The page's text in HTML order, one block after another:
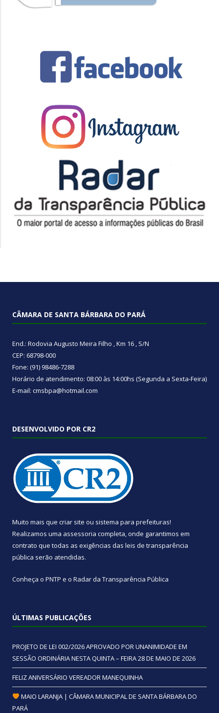
CÂMARA DE SANTA BÁRBARA DO PARÁ
End.: Rodovia Augusto Meira Filho , Km 16 , S/N
CEP: 68798-000
Fone: (91) 98486-7288
Horário de atendimento: 08:00 às 14:00hs (Segunda a Sexta-Feira)
E-mail: cmsbpa@hotmail.com
DESENVOLVIDO POR CR2
Muito mais que criar site ou sistema para prefeituras!
Realizamos uma assessoria completa, onde garantimos em
contrato que todas as exigências das leis de transparência
pública serão atendidas.
Conheça o PNTP e o Radar da Transparência Pública
ÚLTIMAS PUBLICAÇÕES
PROJETO DE LEI 002/2026 APROVADO POR UNANIMIDADE EM
SESSÃO ORDINÁRIA NESTA QUINTA – FEIRA 28 DE MAIO DE 2026
FELIZ ANIVERSÁRIO VEREADOR MANEQUINHA
MAIO LARANJA | CÂMARA MUNICIPAL DE SANTA BÁRBARA DO
PARÁ